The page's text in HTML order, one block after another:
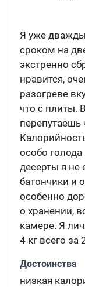
Я уже
сроком на
экстренно
нравится,
разогреве
что с плиты.
перепутаешь
особо голода
десерты я не
батончики и
особенно
о хранении,
камере. Я
4 кг всего за
Достоинства
низкая